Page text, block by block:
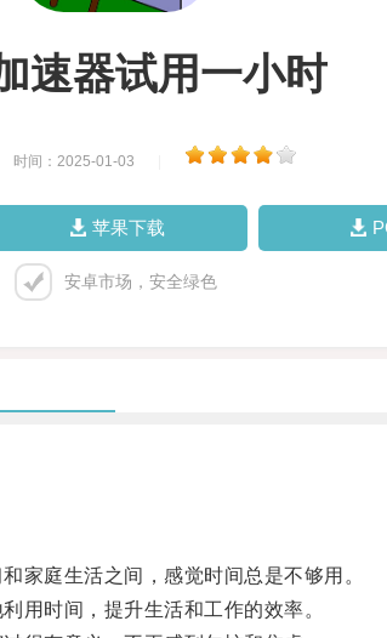
速器试用一小时
时间：2025-01-03
苹果下载
安卓市场，安全绿色
庭生活之间，感觉时间总是不够用。
时间，提升生活和工作的效率。